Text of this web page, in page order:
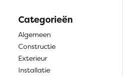
Categorieën
Algemeen
Constructie
Exterieur
Installatie